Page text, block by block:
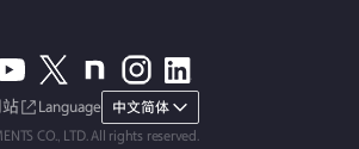
Language
中文简体
CO., LTD. All rights reserved.